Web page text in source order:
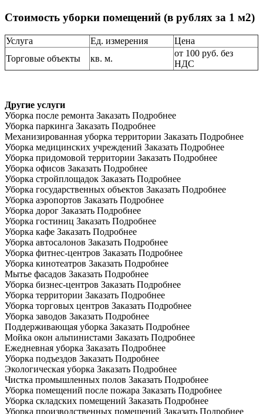
Стоимость уборки помещений (в рублях за 1 м2)
Услуга Ед. измерения
Цена
Торговые объекты
кв. м.
от 100 руб. без
НДС
Другие услуги
Уборка после ремонта Заказать Подробнее
Уборка паркинга Заказать Подробнее
Механизированная уборка территории Заказать Подробнее
Уборка медицинских учреждений Заказать Подробнее
Уборка придомовой территории Заказать Подробнее
Уборка офисов Заказать Подробнее
Уборка стройплощадок Заказать Подробнее
Уборка государственных объектов Заказать Подробнее
Уборка аэропортов Заказать Подробнее
Уборка дорог Заказать Подробнее
Уборка гостиниц Заказать Подробнее
Уборка кафе Заказать Подробнее
Уборка автосалонов Заказать Подробнее
Уборка фитнес-центров Заказать Подробнее
Уборка кинотеатров Заказать Подробнее
Мытье фасадов Заказать Подробнее
Уборка бизнес-центров Заказать Подробнее
Уборка территории Заказать Подробнее
Уборка торговых центров Заказать Подробнее
Уборка заводов Заказать Подробнее
Поддерживающая уборка Заказать Подробнее
Мойка окон альпинистами Заказать Подробнее
Ежедневная уборка Заказать Подробнее
Уборка подъездов Заказать Подробнее
Экологическая уборка Заказать Подробнее
Чистка промышленных полов Заказать Подробнее
Уборка помещений после пожара Заказать Подробнее
Уборка складских помещений Заказать Подробнее
Уборка производственных помещений Заказать Подробнее